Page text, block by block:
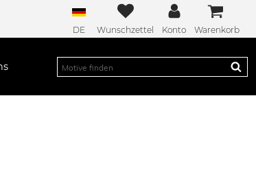
DE Wunschzettel Konto Warenkorb